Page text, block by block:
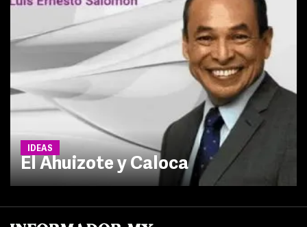
IDEAS
El Ahuizote y Caloca